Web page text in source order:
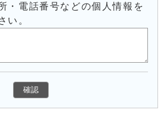
・電話番号などの個人情報を
い。